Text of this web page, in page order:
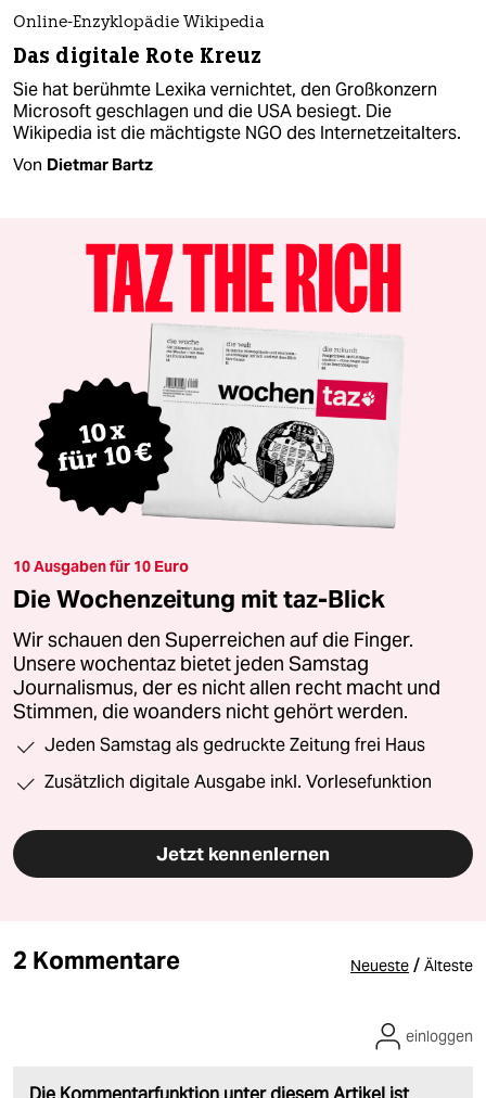
Online-Enzyklopädie Wikipedia
Das digitale Rote Kreuz
Sie hat berühmte Lexika vernichtet, den Großkonzern
Microsoft geschlagen und die USA besiegt. Die
Wikipedia ist die mächtigste NGO des Internetzeitalters.
Von Dietmar Bartz
10 Ausgaben für 10 Euro
Die Wochenzeitung mit taz-Blick
Wir schauen den Superreichen auf die Finger.
Unsere wochentaz bietet jeden Samstag
Journalismus, der es nicht allen recht macht und
Stimmen, die woanders nicht gehört werden.
Jeden Samstag als gedruckte Zeitung frei Haus
Zusätzlich digitale Ausgabe inkl. Vorlesefunktion
Jetzt kennenlernen
2 Kommentare Neueste / Älteste
einloggen